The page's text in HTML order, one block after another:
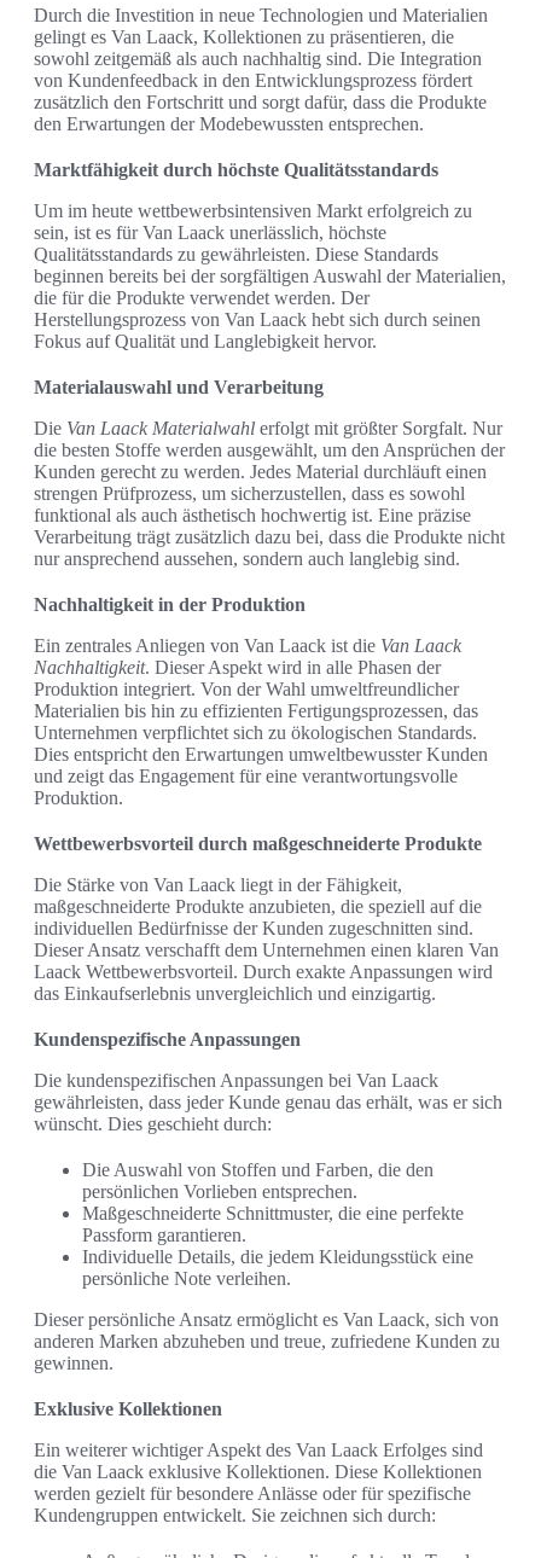
Durch die Investition in neue Technologien und Materialien
gelingt es Van Laack, Kollektionen zu präsentieren, die
sowohl zeitgemäß als auch nachhaltig sind. Die Integration
von Kundenfeedback in den Entwicklungsprozess fördert
zusätzlich den Fortschritt und sorgt dafür, dass die Produkte
den Erwartungen der Modebewussten entsprechen.
Marktfähigkeit durch höchste Qualitätsstandards
Um im heute wettbewerbsintensiven Markt erfolgreich zu
sein, ist es für Van Laack unerlässlich, höchste
Qualitätsstandards zu gewährleisten. Diese Standards
beginnen bereits bei der sorgfältigen Auswahl der Materialien,
die für die Produkte verwendet werden. Der
Herstellungsprozess von Van Laack hebt sich durch seinen
Fokus auf Qualität und Langlebigkeit hervor.
Materialauswahl und Verarbeitung
Die Van Laack Materialwahl erfolgt mit größter Sorgfalt. Nur
die besten Stoffe werden ausgewählt, um den Ansprüchen der
Kunden gerecht zu werden. Jedes Material durchläuft einen
strengen Prüfprozess, um sicherzustellen, dass es sowohl
funktional als auch ästhetisch hochwertig ist. Eine präzise
Verarbeitung trägt zusätzlich dazu bei, dass die Produkte nicht
nur ansprechend aussehen, sondern auch langlebig sind.
Nachhaltigkeit in der Produktion
Ein zentrales Anliegen von Van Laack ist die Van Laack
Nachhaltigkeit. Dieser Aspekt wird in alle Phasen der
Produktion integriert. Von der Wahl umweltfreundlicher
Materialien bis hin zu effizienten Fertigungsprozessen, das
Unternehmen verpflichtet sich zu ökologischen Standards.
Dies entspricht den Erwartungen umweltbewusster Kunden
und zeigt das Engagement für eine verantwortungsvolle
Produktion.
Wettbewerbsvorteil durch maßgeschneiderte Produkte
Die Stärke von Van Laack liegt in der Fähigkeit,
maßgeschneiderte Produkte anzubieten, die speziell auf die
individuellen Bedürfnisse der Kunden zugeschnitten sind.
Dieser Ansatz verschafft dem Unternehmen einen klaren Van
Laack Wettbewerbsvorteil. Durch exakte Anpassungen wird
das Einkaufserlebnis unvergleichlich und einzigartig.
Kundenspezifische Anpassungen
Die kundenspezifischen Anpassungen bei Van Laack
gewährleisten, dass jeder Kunde genau das erhält, was er sich
wünscht. Dies geschieht durch:
Die Auswahl von Stoffen und Farben, die den
persönlichen Vorlieben entsprechen.
Maßgeschneiderte Schnittmuster, die eine perfekte
Passform garantieren.
Individuelle Details, die jedem Kleidungsstück eine
persönliche Note verleihen.
Dieser persönliche Ansatz ermöglicht es Van Laack, sich von
anderen Marken abzuheben und treue, zufriedene Kunden zu
gewinnen.
Exklusive Kollektionen
Ein weiterer wichtiger Aspekt des Van Laack Erfolges sind
die Van Laack exklusive Kollektionen. Diese Kollektionen
werden gezielt für besondere Anlässe oder für spezifische
Kundengruppen entwickelt. Sie zeichnen sich durch: